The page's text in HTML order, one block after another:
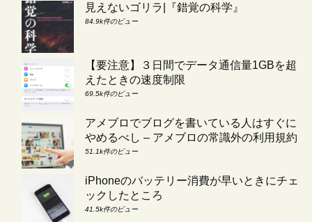
見えないゴリラ|『錯覚の科学』
84.9k件のビュー
【要注意】３日間でデータ通信量1GBを超
えたときの速度制限
69.5k件のビュー
アメブロでブログを書いている人はすぐに
やめるべし – アメブロの常識外の利用規約
51.1k件のビュー
iPhoneのバッテリー消費が早いときにチェ
ックしたところ
41.5k件のビュー